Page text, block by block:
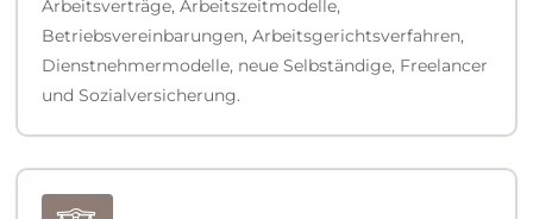
Arbeitsverträge, Arbeitszeitmodelle,
Betriebsvereinbarungen, Arbeitsgerichtsverfahren,
Dienstnehmermodelle, neue Selbständige, Freelancer
und Sozialversicherung.